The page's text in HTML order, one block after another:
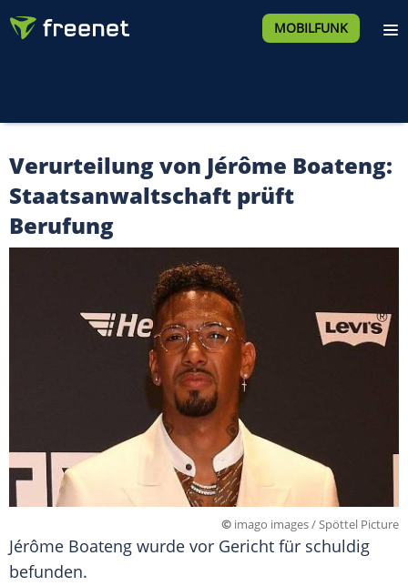
MOBILFUNK
Verurteilung von Jérôme Boateng:
Staatsanwaltschaft prüft
Berufung
© imago images / Spöttel Picture
Jérôme Boateng wurde vor Gericht für schuldig
befunden.